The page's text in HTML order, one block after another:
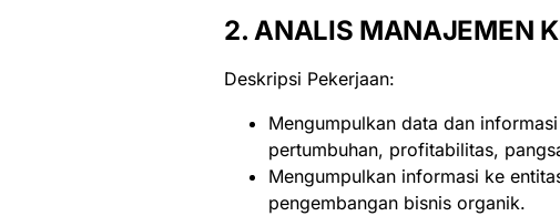
2. ANALIS MANAJEMEN
Deskripsi Pekerjaan:
Mengumpulkan data dan
pertumbuhan, profitabilitas,
Mengumpulkan informasi ke
pengembangan bisnis organik.